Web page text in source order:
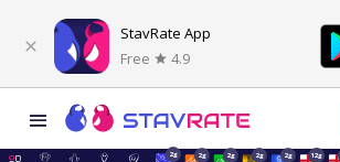
StavRate App
Free
4.9
2g 2g 2g 2g 2g 12g